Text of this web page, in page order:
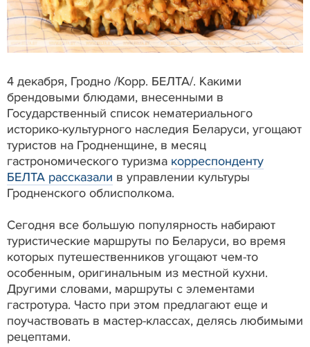
4 декабря, Гродно /Корр. БЕЛТА/. Какими
брендовыми блюдами, внесенными в
Государственный список нематериального
историко-культурного наследия Беларуси, угощают
туристов на Гродненщине, в месяц
гастрономического туризма корреспонденту
БЕЛТА рассказали в управлении культуры
Гродненского облисполкома.
Сегодня все большую популярность набирают
туристические маршруты по Беларуси, во время
которых путешественников угощают чем-то
особенным, оригинальным из местной кухни.
Другими словами, маршруты с элементами
гастротура. Часто при этом предлагают еще и
поучаствовать в мастер-классах, делясь любимыми
рецептами.